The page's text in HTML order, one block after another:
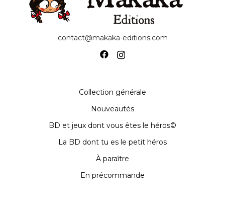
contact@makaka-editions.com
Collection générale
Nouveautés
BD et jeux dont vous êtes le héros©
La BD dont tu es le petit héros
À paraître
En précommande